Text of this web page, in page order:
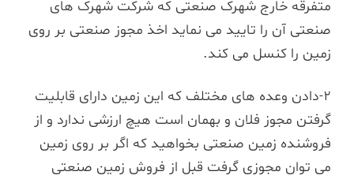
متفرقه خارج شهرک صنعتی که شرکت شهرک های
صنعتی آن را تایید می نماید اخذ مجوز صنعتی بر روی
زمین را کنسل می کند.
2-دادن وعده های مختلف که این زمین دارای قابلیت
گرفتن مجوز فلان و بهمان است هیچ ارزشی ندارد و از
فروشنده زمین صنعتی بخواهید که اگر بر روی زمین
می توان مجوزی گرفت قبل از فروش زمین صنعتی